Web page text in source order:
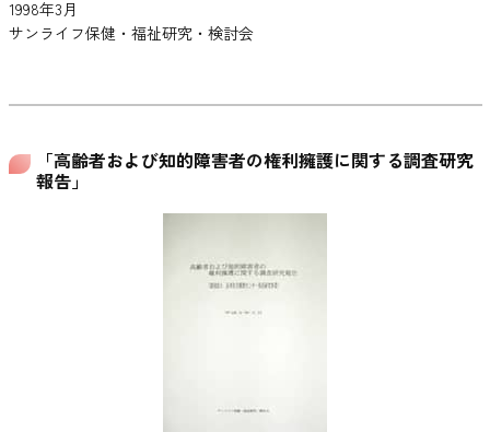
1998年3月
サンライフ保健・福祉研究・検討会
「高齢者および知的障害者の権利擁護に関する調査研究
報告」